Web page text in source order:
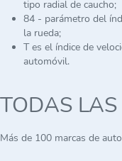
tipo radial de caucho;
84 - parámetro del
la rueda;
T es el índice de
automóvil.
TODAS
Más de 100 marcas de